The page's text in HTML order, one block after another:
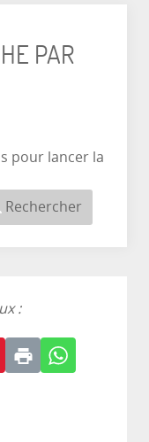
PAR
pour lancer la
Rechercher
: